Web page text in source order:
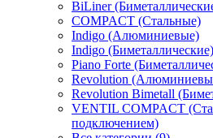
BiLiner
COMPACT (Стальные)
Indigo (Алюминиевые)
Indigo (Биметаллические)
Piano Forte
Revolution
Revolution Bimetall
VENTIL COMPACT
подключением)